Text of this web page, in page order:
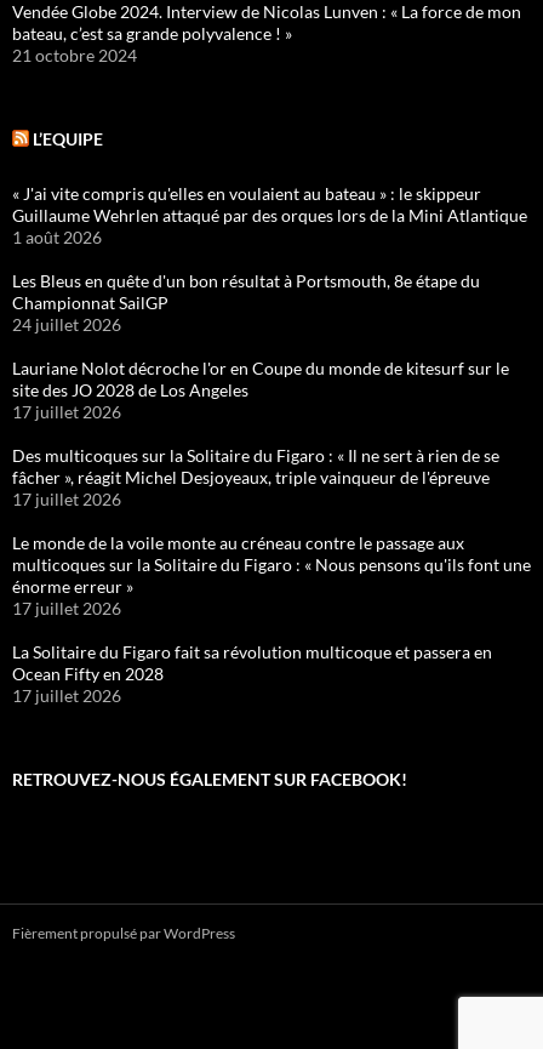
Vendée Globe 2024. Interview de Nicolas Lunven : « La force de mon
bateau, c’est sa grande polyvalence ! »
21 octobre 2024
L’EQUIPE
« J'ai vite compris qu'elles en voulaient au bateau » : le skippeur
Guillaume Wehrlen attaqué par des orques lors de la Mini Atlantique
1 août 2026
Les Bleus en quête d'un bon résultat à Portsmouth, 8e étape du
Championnat SailGP
24 juillet 2026
Lauriane Nolot décroche l'or en Coupe du monde de kitesurf sur le
site des JO 2028 de Los Angeles
17 juillet 2026
Des multicoques sur la Solitaire du Figaro : « Il ne sert à rien de se
fâcher », réagit Michel Desjoyeaux, triple vainqueur de l'épreuve
17 juillet 2026
Le monde de la voile monte au créneau contre le passage aux
multicoques sur la Solitaire du Figaro : « Nous pensons qu'ils font une
énorme erreur »
17 juillet 2026
La Solitaire du Figaro fait sa révolution multicoque et passera en
Ocean Fifty en 2028
17 juillet 2026
RETROUVEZ-NOUS ÉGALEMENT SUR FACEBOOK!
Fièrement propulsé par WordPress